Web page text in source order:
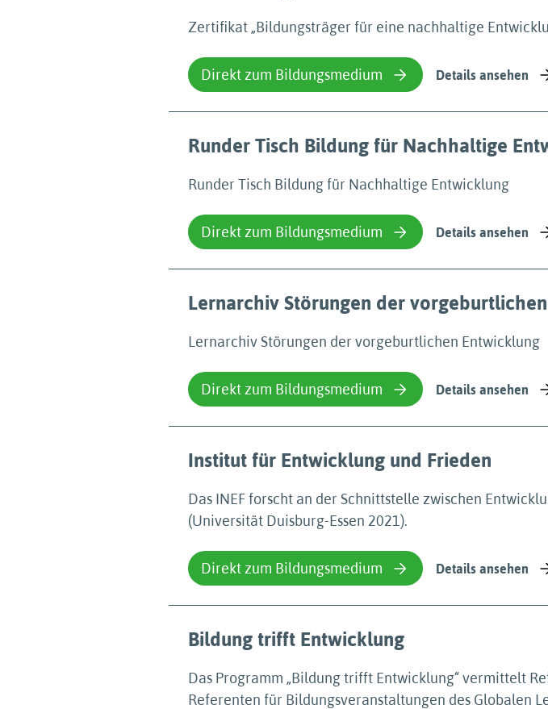
Zertifikat „Bildungsträger für eine nachhaltige
Direkt zum Bildungsmedium Details ansehen
Runder Tisch Bildung für Nachhaltige
Runder Tisch Bildung für Nachhaltige Entwicklung
Direkt zum Bildungsmedium Details ansehen
Lernarchiv Störungen der
Lernarchiv Störungen der vorgeburtlichen Entwicklung
Direkt zum Bildungsmedium Details ansehen
Institut für Entwicklung und Frieden
Das INEF forscht an der Schnittstelle zwischen
(Universität Duisburg-Essen 2021).
Direkt zum Bildungsmedium Details ansehen
Bildung trifft Entwicklung
Das Programm „Bildung trifft Entwicklung“ vermittelt
Referenten für Bildungsveranstaltungen des Globalen